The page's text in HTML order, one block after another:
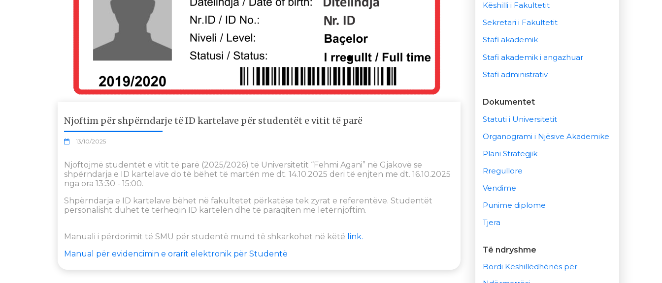
Njoftim për shpërndarje të ID kartelave për studentët e vitit të parë
13/10/2025
Njoftojmë studentët e vitit të parë (2025/2026) të Universitetit “Fehmi Agani” në Gjakovë se
shpërndarja e ID kartelave do të bëhet të martën me dt. 14.10.2025 deri të enjten me dt. 16.10.2025
nga ora 13:30 - 15:00.
Shpërndarja e ID kartelave bëhet në fakultetet përkatëse tek zyrat e referentëve. Studentët
personalisht duhet të tërheqin ID kartelën dhe të paraqiten me letërnjoftim.
Manuali i përdorimit të SMU për studentë mund të shkarkohet në këtë link.
Manual për evidencimin e orarit elektronik për Studentë
Këshilli i Fakultetit
Sekretari i Fakultetit
Stafi akademik
Stafi akademik i angazhuar
Stafi administrativ
Dokumentet
Statuti i Universitetit
Organogrami i Njësive Akademike
Plani Strategjik
Rregullore
Vendime
Punime diplome
Tjera
Të ndryshme
Bordi Këshillëdhënës për